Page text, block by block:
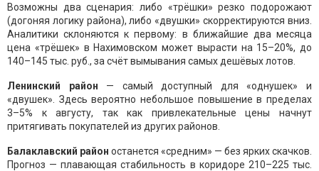
Возможны два сценария: либо «трёшки» резко подорожают
(догоняя логику района), либо «двушки» скорректируются вниз.
Аналитики склоняются к первому: в ближайшие два месяца
цена «трёшек» в Нахимовском может вырасти на 15–20%, до
140–145 тыс. руб., за счёт вымывания самых дешёвых лотов.
Ленинский район — самый доступный для «однушек» и
«двушек». Здесь вероятно небольшое повышение в пределах
3–5% к августу, так как привлекательные цены начнут
притягивать покупателей из других районов.
Балаклавский район останется «средним» — без ярких скачков.
Прогноз — плавающая стабильность в коридоре 210–225 тыс.